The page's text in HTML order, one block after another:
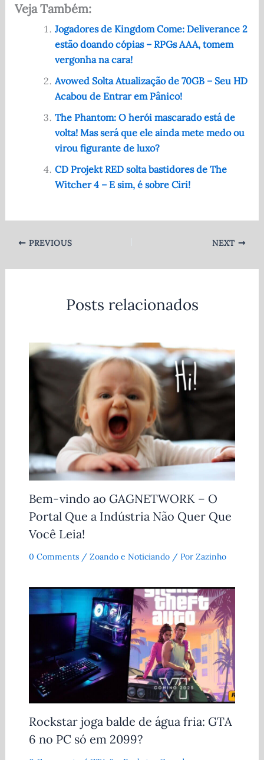
c
e
o
o
k
d
di
t
at
s
A
p
p
te
r
e
Veja Também:
Jogadores de Kingdom Come: Deliverance 2
estão doando cópias – RPGs AAA, tomem
vergonha na cara!
Avowed Solta Atualização de 70GB – Seu HD
Acabou de Entrar em Pânico!
The Phantom: O herói mascarado está de
volta! Mas será que ele ainda mete medo ou
virou figurante de luxo?
CD Projekt RED solta bastidores de The
Witcher 4 – E sim, é sobre Ciri!
PREVIOUS NEXT
Posts relacionados
Bem-vindo ao GAGNETWORK – O
Portal Que a Indústria Não Quer Que
Você Leia!
0 Comments / Zoando e Noticiando/ Por Zazinho
Rockstar joga balde de água fria: GTA
6 no PC só em 2099?